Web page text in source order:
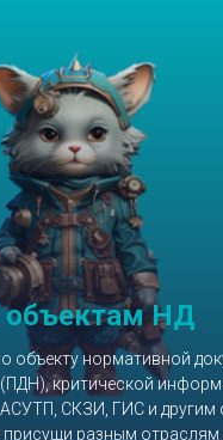
объектам НД
объекту нормативной
критической
СКЗИ, ГИС и другим
присущи разным